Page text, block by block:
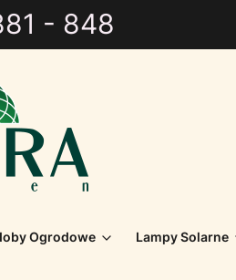
- 848
Ogrodowe Lampy Solarne